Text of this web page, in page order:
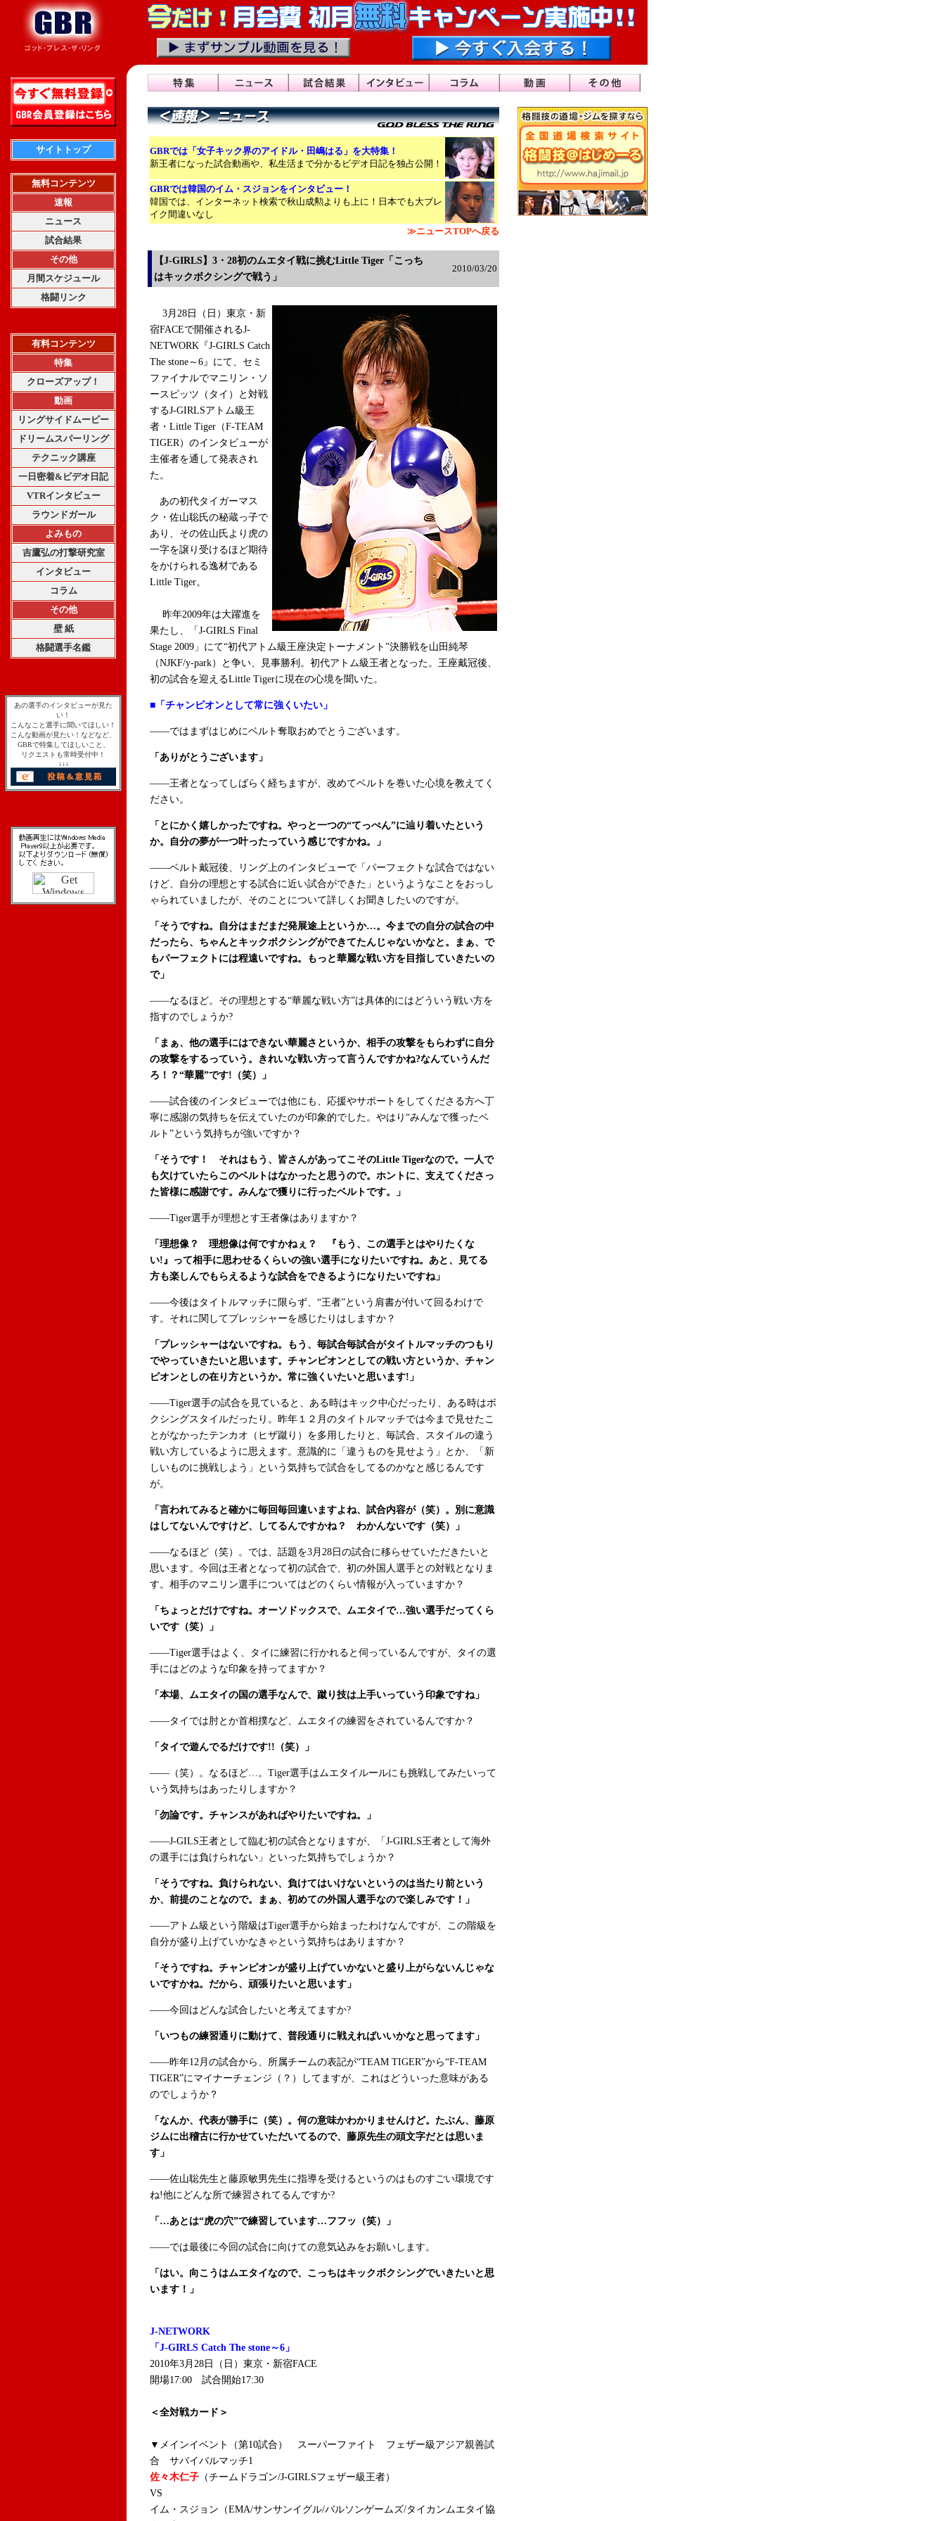
サイトトップ
無料コンテンツ
速報
ニュース
試合結果
その他
月間スケジュール
格闘リンク
有料コンテンツ
特集
クローズアップ！
動画
リングサイドムービー
ドリームスパーリング
テクニック講座
一日密着&ビデオ日記
VTRインタビュー
ラウンドガール
よみもの
吉鷹弘の打撃研究室
インタビュー
コラム
その他
壁 紙
格闘選手名鑑
あの選手のインタビューが見た
い！
こんなこと選手に聞いてほしい！
こんな動画が見たい！などなど、
GBRで特集してほしいこと、
リクエストも常時受付中！
↓↓↓
GBRでは「女子キック界のアイドル・田嶋はる」を大特集！
新王者になった試合動画や、私生活まで分かるビデオ日記を独占公開！
GBRでは韓国のイム・スジョンをインタビュー！
韓国では、インターネット検索で秋山成勲よりも上に！日本でも大ブレ
イク間違いなし
≫ニュースTOPへ戻る
【J-GIRLS】3・28初のムエタイ戦に挑むLittle Tiger「こっち
はキックボクシングで戦う」
2010/03/20
3月28日（日）東京・新
宿FACEで開催されるJ-
NETWORK『J-GIRLS Catch
The stone～6』にて、セミ
ファイナルでマニリン・ソ
ースピッツ（タイ）と対戦
するJ-GIRLSアトム級王
者・Little Tiger（F-TEAM
TIGER）のインタビューが
主催者を通して発表され
た。
あの初代タイガーマス
ク・佐山聡氏の秘蔵っ子で
あり、その佐山氏より虎の
一字を譲り受けるほど期待
をかけられる逸材である
Little Tiger。
昨年2009年は大躍進を
果たし、「J-GIRLS Final
Stage 2009」にて“初代アトム級王座決定トーナメント”決勝戦を山田純琴
（NJKF/y-park）と争い、見事勝利。初代アトム級王者となった。王座戴冠後、
初の試合を迎えるLittle Tigerに現在の心境を聞いた。
■「チャンピオンとして常に強くいたい」
――ではまずはじめにベルト奪取おめでとうございます。
「ありがとうございます」
――王者となってしばらく経ちますが、改めてベルトを巻いた心境を教えてく
ださい。
「とにかく嬉しかったですね。やっと一つの“てっぺん”に辿り着いたという
か。自分の夢が一つ叶ったっていう感じですかね。」
――ベルト戴冠後、リング上のインタビューで「パーフェクトな試合ではない
けど、自分の理想とする試合に近い試合ができた」というようなことをおっし
ゃられていましたが、そのことについて詳しくお聞きしたいのですが。
「そうですね。自分はまだまだ発展途上というか…。今までの自分の試合の中
だったら、ちゃんとキックボクシングができてたんじゃないかなと。まぁ、で
もパーフェクトには程遠いですね。もっと華麗な戦い方を目指していきたいの
で」
――なるほど。その理想とする“華麗な戦い方”は具体的にはどういう戦い方を
指すのでしょうか?
「まぁ、他の選手にはできない華麗さというか、相手の攻撃をもらわずに自分
の攻撃をするっていう。きれいな戦い方って言うんですかね?なんていうんだ
ろ！？“華麗”です!（笑）」
――試合後のインタビューでは他にも、応援やサポートをしてくださる方へ丁
寧に感謝の気持ちを伝えていたのが印象的でした。やはり“みんなで獲ったベ
ルト”という気持ちが強いですか？
「そうです！ それはもう、皆さんがあってこそのLittle Tigerなので。一人で
も欠けていたらこのベルトはなかったと思うので。ホントに、支えてくださっ
た皆様に感謝です。みんなで獲りに行ったベルトです。」
――Tiger選手が理想とす王者像はありますか？
「理想像？ 理想像は何ですかねぇ？ 『もう、この選手とはやりたくな
い!』って相手に思わせるくらいの強い選手になりたいですね。あと、見てる
方も楽しんでもらえるような試合をできるようになりたいですね」
――今後はタイトルマッチに限らず、“王者”という肩書が付いて回るわけで
す。それに関してプレッシャーを感じたりはしますか？
「プレッシャーはないですね。もう、毎試合毎試合がタイトルマッチのつもり
でやっていきたいと思います。チャンピオンとしての戦い方というか、チャン
ピオンとしの在り方というか。常に強くいたいと思います!」
――Tiger選手の試合を見ていると、ある時はキック中心だったり、ある時はボ
クシングスタイルだったり。昨年１２月のタイトルマッチでは今まで見せたこ
とがなかったテンカオ（ヒザ蹴り）を多用したりと、毎試合、スタイルの違う
戦い方しているように思えます。意識的に「違うものを見せよう」とか、「新
しいものに挑戦しよう」という気持ちで試合をしてるのかなと感じるんです
が。
「言われてみると確かに毎回毎回違いますよね、試合内容が（笑）。別に意識
はしてないんですけど、してるんですかね？ わかんないです（笑）」
――なるほど（笑）。では、話題を3月28日の試合に移らせていただきたいと
思います。今回は王者となって初の試合で、初の外国人選手との対戦となりま
す。相手のマニリン選手についてはどのくらい情報が入っていますか？
「ちょっとだけですね。オーソドックスで、ムエタイで…強い選手だってくら
いです（笑）」
――Tiger選手はよく、タイに練習に行かれると伺っているんですが、タイの選
手にはどのような印象を持ってますか？
「本場、ムエタイの国の選手なんで、蹴り技は上手いっていう印象ですね」
――タイでは肘とか首相撲など、ムエタイの練習をされているんですか？
「タイで遊んでるだけです!!（笑）」
――（笑）。なるほど…。Tiger選手はムエタイルールにも挑戦してみたいって
いう気持ちはあったりしますか？
「勿論です。チャンスがあればやりたいですね。」
――J-GILS王者として臨む初の試合となりますが、「J-GIRLS王者として海外
の選手には負けられない」といった気持ちでしょうか？
「そうですね。負けられない、負けてはいけないというのは当たり前という
か、前提のことなので。まぁ、初めての外国人選手なので楽しみです！」
――アトム級という階級はTiger選手から始まったわけなんですが、この階級を
自分が盛り上げていかなきゃという気持ちはありますか？
「そうですね。チャンピオンが盛り上げていかないと盛り上がらないんじゃな
いですかね。だから、頑張りたいと思います」
――今回はどんな試合したいと考えてますか?
「いつもの練習通りに動けて、普段通りに戦えればいいかなと思ってます」
――昨年12月の試合から、所属チームの表記が“TEAM TIGER”から“F-TEAM
TIGER”にマイナーチェンジ（？）してますが、これはどういった意味がある
のでしょうか？
「なんか、代表が勝手に（笑）。何の意味かわかりませんけど。たぶん、藤原
ジムに出稽古に行かせていただいてるので、藤原先生の頭文字だとは思いま
す」
――佐山聡先生と藤原敏男先生に指導を受けるというのはものすごい環境です
ね!他にどんな所で練習されてるんですか?
「…あとは“虎の穴”で練習しています…フフッ（笑）」
――では最後に今回の試合に向けての意気込みをお願いします。
「はい。向こうはムエタイなので、こっちはキックボクシングでいきたいと思
います！」
J-NETWORK
「J-GIRLS Catch The stone～6」
2010年3月28日（日）東京・新宿FACE
開場17:00 試合開始17:30
＜全対戦カード＞
▼メインイベント（第10試合） スーパーファイト フェザー級アジア親善試
合 サバイバルマッチ1
佐々木仁子 （チームドラゴン/J-GIRLSフェザー級王者）
VS
イム・スジョン（EMA/サンサンイグル/バルソンゲームズ/タイカンムエタイ協